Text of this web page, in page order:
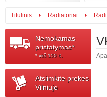
Titulinis Radiatoriai
Nemokamas
pristatymas*
* virš 150 ‎€.
Atsiimkite prekes
Vilniuje